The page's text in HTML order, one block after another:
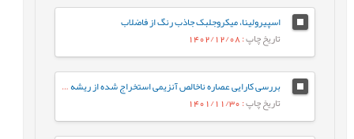
اسپیرولینا، میکروجلبک‌ جاذب رنگ از فاضلاب
تاریخ چاپ: 1402/12/08
بررسی کارایی عصاره ناخالص آنزیمی استخراج شده از ریشه ترب کوهی درحذف کاتکول
تاریخ چاپ: 1401/11/30